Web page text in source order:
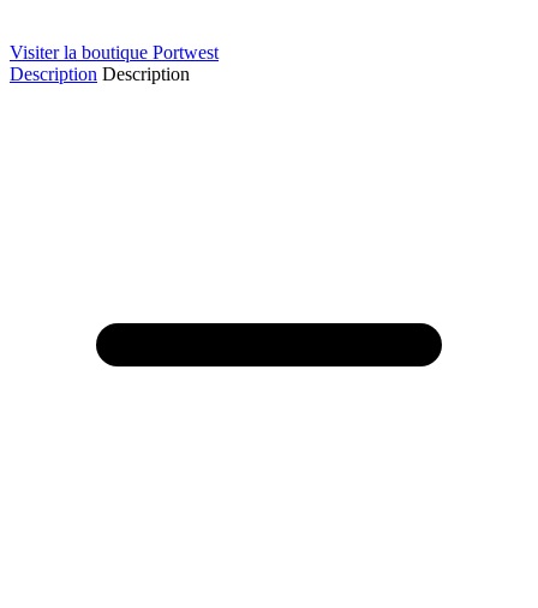
Visiter la boutique Portwest
Description Description